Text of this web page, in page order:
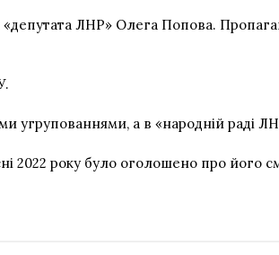
ЛНР» Олега Попова.
угрупованнями, а в «народній раді
2022 року було оголошено про його